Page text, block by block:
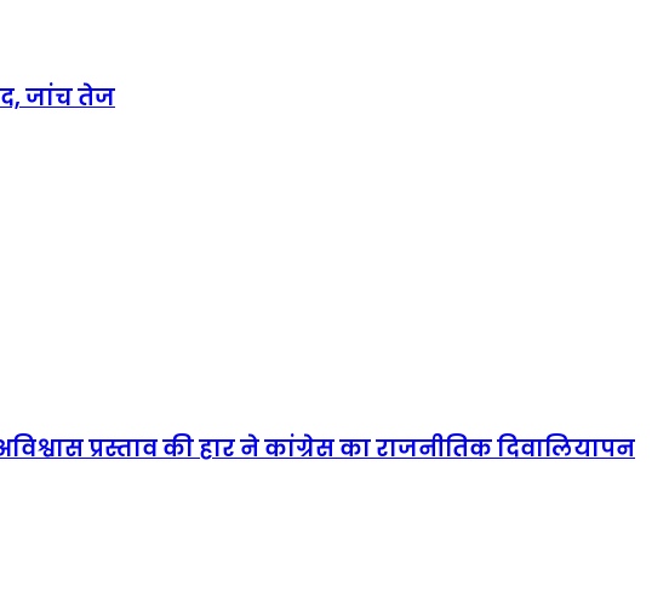
जांच तेज
प्रस्ताव की हार ने कांग्रेस का राजनीतिक दिवालियापन